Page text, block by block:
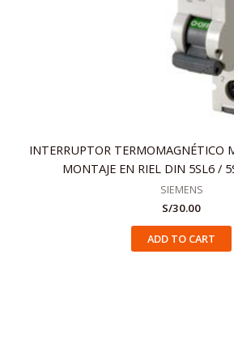
INTERRUPTOR TERMOMAGNÉTICO
MONTAJE EN RIEL DIN 5SL6 /
SIEMENS
S/30.00
ADD TO CART